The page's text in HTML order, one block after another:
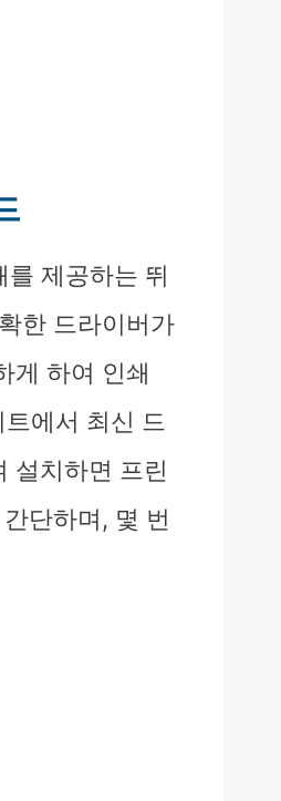
제공하는 뛰
한 드라이버가
게 하여 인쇄
에서 최신 드
설치하면 프린
단하며, 몇 번